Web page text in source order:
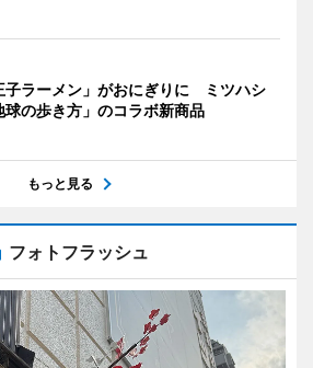
子ラーメン」がおにぎりに ミツハシ
球の歩き方」のコラボ新商品
もっと見る
フォトフラッシュ